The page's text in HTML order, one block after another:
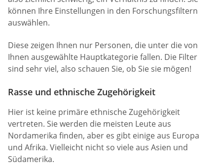
können Ihre Einstellungen in den Forschungsfiltern
auswählen.
Diese zeigen Ihnen nur Personen, die unter die von
Ihnen ausgewählte Hauptkategorie fallen. Die Filter
sind sehr viel, also schauen Sie, ob Sie sie mögen!
Rasse und ethnische Zugehörigkeit
Hier ist keine primäre ethnische Zugehörigkeit
vertreten. Sie werden die meisten Leute aus
Nordamerika finden, aber es gibt einige aus Europa
und Afrika. Vielleicht nicht so viele aus Asien und
Südamerika.